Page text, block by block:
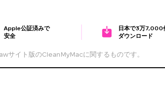
Apple公証済みで
安全
日本で3万7,000
ダウンロード
サイト版のCleanMyMacに関するものです。